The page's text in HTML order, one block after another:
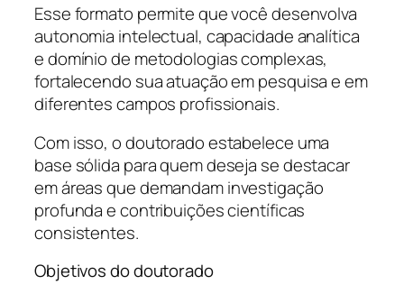
Esse formato permite que você desenvolva
autonomia intelectual, capacidade analítica
e domínio de metodologias complexas,
fortalecendo sua atuação em pesquisa e em
diferentes campos profissionais.
Com isso, o doutorado estabelece uma
base sólida para quem deseja se destacar
em áreas que demandam investigação
profunda e contribuições científicas
consistentes.
Objetivos do doutorado